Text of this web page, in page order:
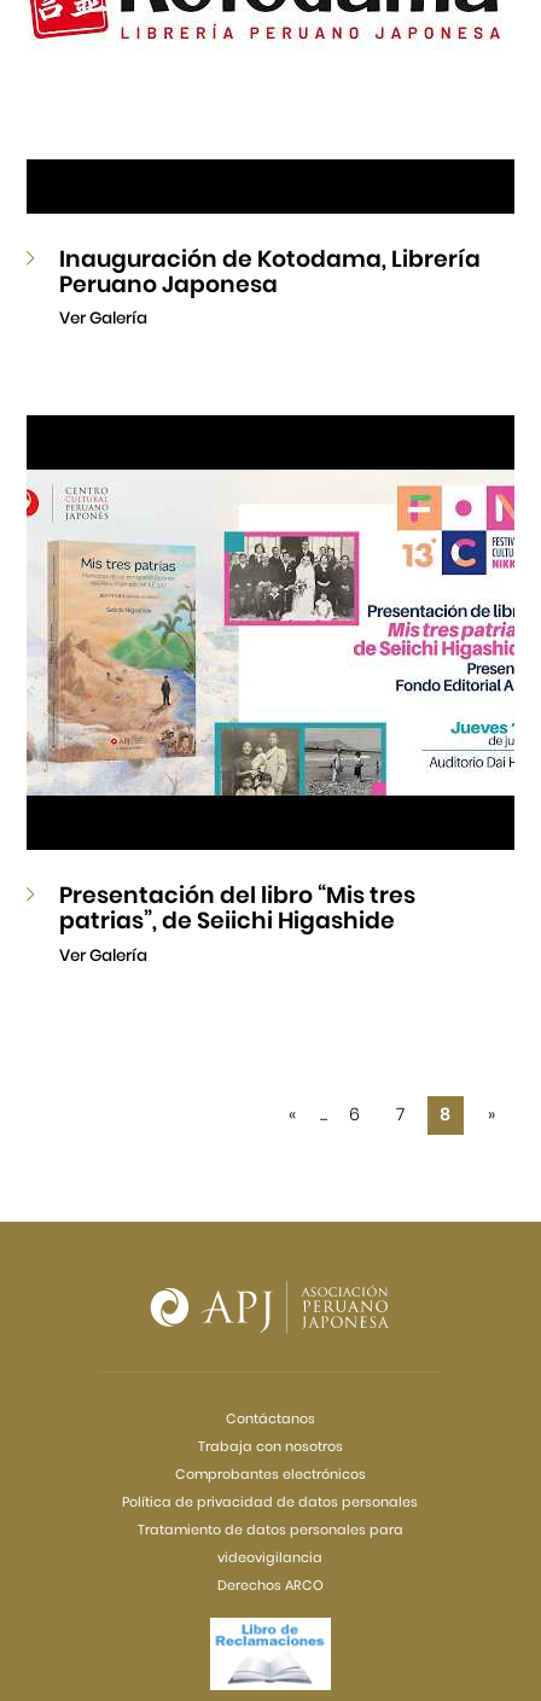
Inauguración de Kotodama, Librería
Peruano Japonesa
Ver Galería
Presentación del libro “Mis tres
patrias”, de Seiichi Higashide
Ver Galería
« ... 6 7 8 »
Contáctanos
Trabaja con nosotros
Comprobantes electrónicos
Política de privacidad de datos personales
Tratamiento de datos personales para
videovigilancia
Derechos ARCO